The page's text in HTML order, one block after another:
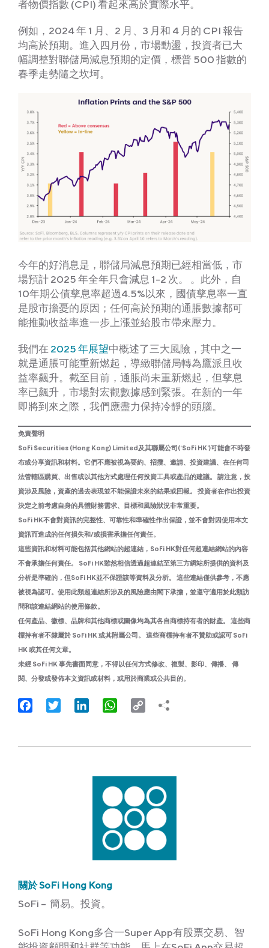
者物價指數 (CPI) 看起來高於實際水平。
例如，2024 年 1 月、2 月、3 月和 4 月的 CPI 報告
均高於預期。進入四月份，市場動盪，投資者已大
幅調整對聯儲局減息預期的定價，標普 500 指數的
春季走勢隨之坎坷。
今年的好消息是，聯儲局減息預期已經相當低，市
場預計 2025 年全年只會減息 1-2 次。 。此外，自
10年期公債孳息率超過4.5%以來，國債孳息率一直
是股市擔憂的原因；任何高於預期的通脹數據都可
能推動收益率進一步上漲並給股市帶來壓力。
我們在 2025 年展望中概述了三大風險，其中之一
就是通脹可能重新燃起，導緻聯儲局轉為鷹派且收
益率飆升。截至目前，通脹尚未重新燃起，但孳息
率已飆升，市場對宏觀數據感到緊張。在新的一年
即將到來之際，我們應盡力保持冷靜的頭腦。
免責聲明
SoFi Securities (Hong Kong) Limited及其聯屬公司(‘SoFi HK’)可能會不時發
布或分享資訊和材料。它們不應被視為要約、招攬、邀請、投資建議、在任何司
法管轄區購買、出售或以其他方式處理任何投資工具或產品的建議。 請注意，投
資涉及風險，資產的過去表現並不能保證未來的結果或回報。 投資者在作出投資
決定之前考慮自身的具體財務需求、目標和風險狀況非常重要。
SoFi HK不會對資訊的完整性、可靠性和準確性作出保證，並不會對因使用本文
資訊而造成的任何損失和/或損害承擔任何責任。
這些資訊和材料可能包括其他網站的超連結，SoFi HK對任何超連結網站的內容
不會承擔任何責任。 SoFi HK雖然相信透過超連結至第三方網站所提供的資料及
分析是準確的，但SoFi HK並不保證該等資料及分析。 這些連結僅供參考，不應
被視為認可。使用此類超連結所涉及的風險應由閣下承擔，並遵守適用於此類訪
問和該連結網站的使用條款。
任何產品、徽標、品牌和其他商標或圖像均為其各自商標持有者的財產。 這些商
標持有者不隸屬於 SoFi HK 或其附屬公司。 這些商標持有者不贊助或認可 SoFi
HK 或其任何文章。
未經 SoFi HK 事先書面同意，不得以任何方式修改、複製、影印、傳播、 傳
閱、分發或發佈本文資訊或材料，或用於商業或公共目的。
FacebookTwitter LinkedInWhatsApp
Copy
關於 SoFi Hong Kong
SoFi – 簡易。投資。
SoFi Hong Kong多合一Super App有股票交易、智